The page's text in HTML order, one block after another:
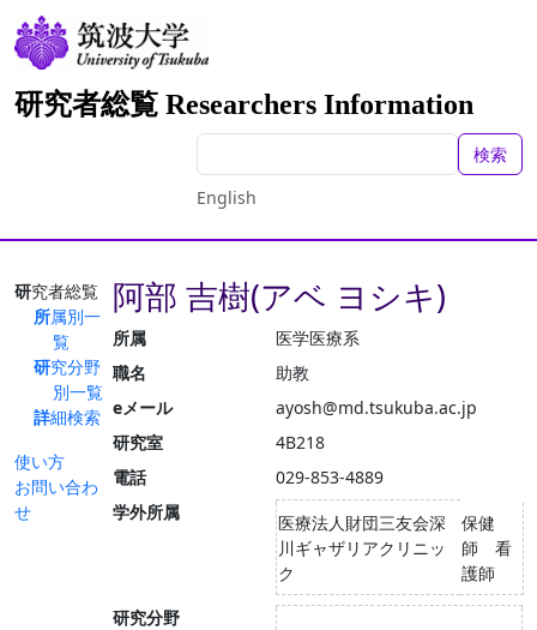
研究者総覧 Researchers Information
検索
English
研究者総覧
所属別一
覧
研究分野
別一覧
詳細検索
使い方
お問い合わ
せ
阿部 吉樹(アベ ヨシキ)
所属
医学医療系
職名
助教
eメール
ayosh@md.tsukuba.ac.jp
研究室
4B218
電話
029-853-4889
学外所属
医療法人財団三友会深
川ギャザリアクリニッ
ク
保健
師 看
護師
研究分野